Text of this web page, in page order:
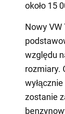
około 15
Nowy VW
względu
rozmiary.
zostanie